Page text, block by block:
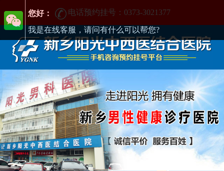
电话预约挂号：0373-3021377
在新乡哪家男科医院好?找正规医院-新乡阳光男科医院
电话预约挂号：0373-3021377
您好：
我是在线客服，请问有什么可以帮您?